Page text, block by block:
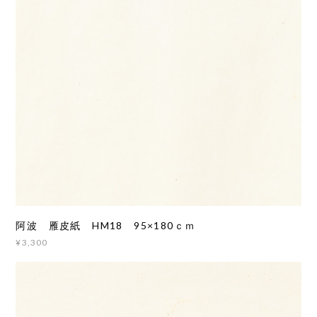
阿波 雁皮紙 HM18 95×180ｃｍ
¥3,300